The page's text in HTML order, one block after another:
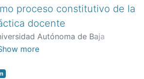
proceso constitutivo de la
docente
Autónoma de Baja
Instituto de Investigación y
more